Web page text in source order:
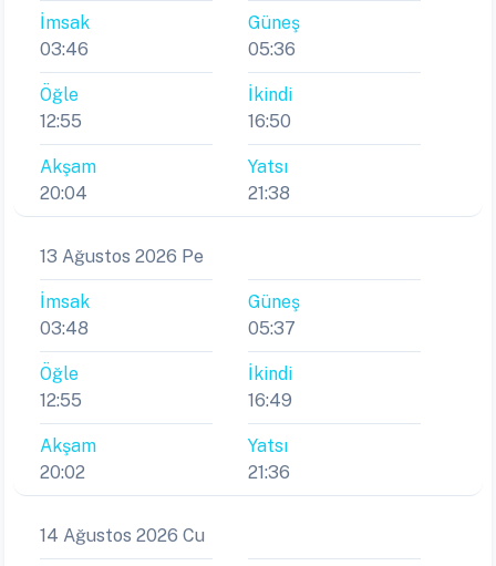
İmsak
03:46
Güneş
05:36
Öğle
12:55
İkindi
16:50
Akşam
20:04
Yatsı
21:38
13 Ağustos 2026 Pe
İmsak
03:48
Güneş
05:37
Öğle
12:55
İkindi
16:49
Akşam
20:02
Yatsı
21:36
14 Ağustos 2026 Cu